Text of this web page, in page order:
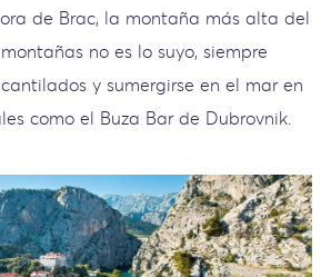
de Brac, la montaña más alta del
no es lo suyo, siempre
y sumergirse en el mar en
como el Buza Bar de Dubrovnik.